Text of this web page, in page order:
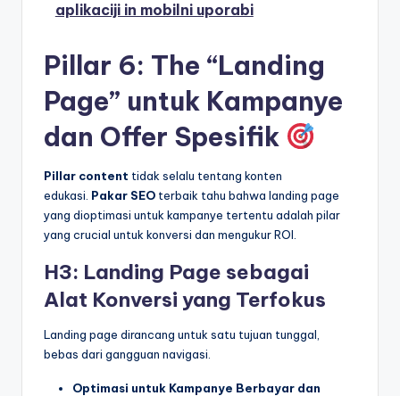
aplikaciji in mobilni uporabi
Pillar 6: The “Landing
Page” untuk Kampanye
dan Offer Spesifik
Pillar content tidak selalu tentang konten
edukasi. Pakar SEO terbaik tahu bahwa landing page
yang dioptimasi untuk kampanye tertentu adalah pilar
yang crucial untuk konversi dan mengukur ROI.
H3: Landing Page sebagai
Alat Konversi yang Terfokus
Landing page dirancang untuk satu tujuan tunggal,
bebas dari gangguan navigasi.
Optimasi untuk Kampanye Berbayar dan